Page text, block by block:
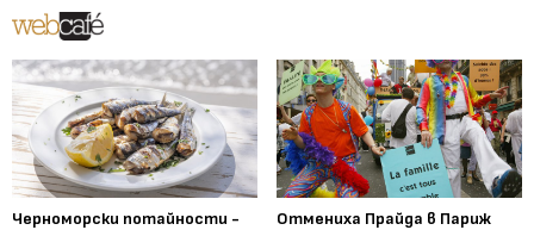
Черноморски потайности -
Отмениха Прайда в Париж